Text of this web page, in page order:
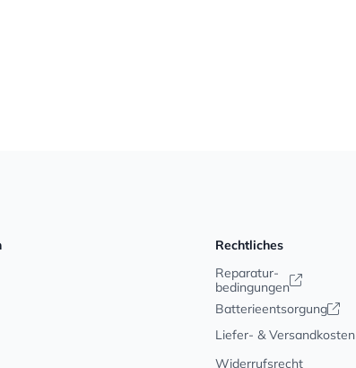
Rechtliches
Reparatur-
bedingungen
Batterieentsorgung
Liefer- & Versandkosten
Widerrufsrecht